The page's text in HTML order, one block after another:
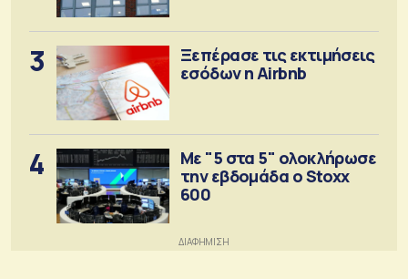
3
Ξεπέρασε τις εκτιμήσεις
εσόδων η Airbnb
4
Με "5 στα 5" ολοκλήρωσε
την εβδομάδα ο Stoxx
600